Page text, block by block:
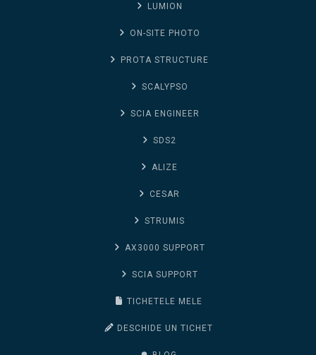
LUMION
ON-SITE PHOTO
PROTA STRUCTURE
SCALYPSO
SCIA ENGINEER
SDS2
ALIZE
CESAR
STRUMIS
AX3000 SUPPORT
SCIA SUPPORT
TICHETELE MELE
DESCHIDE UN TICHET